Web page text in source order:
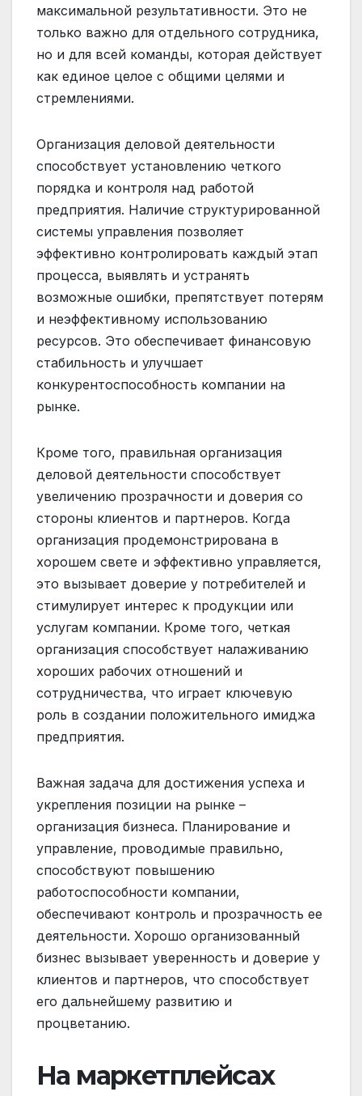
максимальной результативности. Это не
только важно для отдельного сотрудника,
но и для всей команды, которая действует
как единое целое с общими целями и
стремлениями.
Организация деловой деятельности
способствует установлению четкого
порядка и контроля над работой
предприятия. Наличие структурированной
системы управления позволяет
эффективно контролировать каждый этап
процесса, выявлять и устранять
возможные ошибки, препятствует потерям
и неэффективному использованию
ресурсов. Это обеспечивает финансовую
стабильность и улучшает
конкурентоспособность компании на
рынке.
Кроме того, правильная организация
деловой деятельности способствует
увеличению прозрачности и доверия со
стороны клиентов и партнеров. Когда
организация продемонстрирована в
хорошем свете и эффективно управляется,
это вызывает доверие у потребителей и
стимулирует интерес к продукции или
услугам компании. Кроме того, четкая
организация способствует налаживанию
хороших рабочих отношений и
сотрудничества, что играет ключевую
роль в создании положительного имиджа
предприятия.
Важная задача для достижения успеха и
укрепления позиции на рынке –
организация бизнеса. Планирование и
управление, проводимые правильно,
способствуют повышению
работоспособности компании,
обеспечивают контроль и прозрачность ее
деятельности. Хорошо организованный
бизнес вызывает уверенность и доверие у
клиентов и партнеров, что способствует
его дальнейшему развитию и
процветанию.
На маркетплейсах